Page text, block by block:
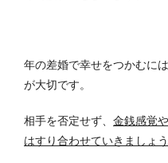
年の差婚で幸せをつかむには
が大切です。
相手を否定せず、 金銭感覚
はすり合わせていきましょう